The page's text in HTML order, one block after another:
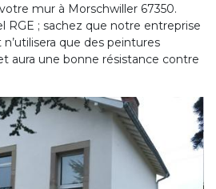
mur à Morschwiller 67350.
RGE ; sachez que notre entreprise
que des peintures
aura une bonne résistance contre